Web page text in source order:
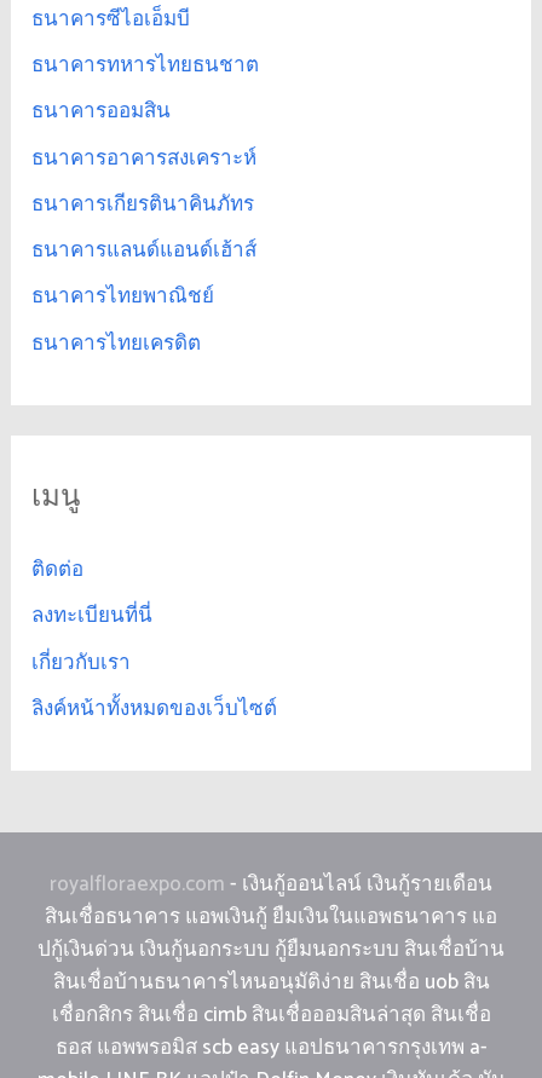
ธนาคารซีไอเอ็มบี
ธนาคารทหารไทยธนชาต
ธนาคารออมสิน
ธนาคารอาคารสงเคราะห์
ธนาคารเกียรตินาคินภัทร
ธนาคารแลนด์แอนด์เฮ้าส์
ธนาคารไทยพาณิชย์
ธนาคารไทยเครดิต
เมนู
ติดต่อ
ลงทะเบียนที่นี่
เกี่ยวกับเรา
ลิงค์หน้าทั้งหมดของเว็บไซต์
royalfloraexpo.com- เงินกู้ออนไลน์ เงินกู้รายเดือน
สินเชื่อธนาคาร แอพเงินกู้ ยืมเงินในแอพธนาคาร แอ
ปกู้เงินด่วน เงินกู้นอกระบบ กู้ยืมนอกระบบ สินเชื่อบ้าน
สินเชื่อบ้านธนาคารไหนอนุมัติง่าย สินเชื่อ uob สิน
เชื่อกสิกร สินเชื่อ cimb สินเชื่อออมสินล่าสุด สินเชื่อ
ธอส แอพพรอมิส scb easy แอปธนาคารกรุงเทพ a-